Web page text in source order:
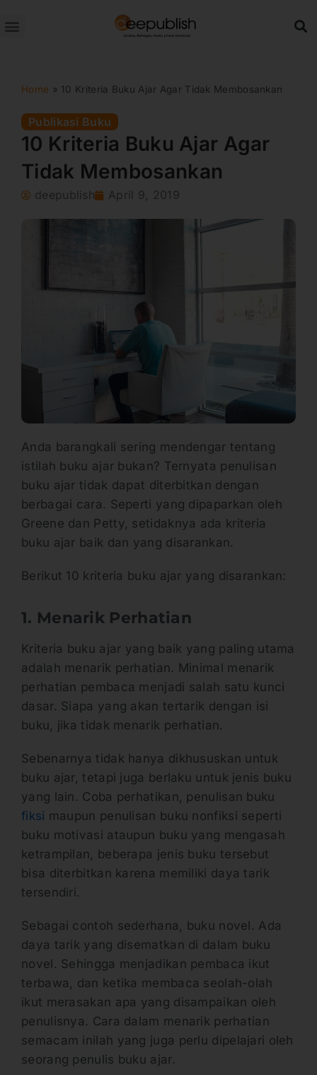
ke
Home » 10 Kriteria Buku Ajar Agar Tidak Membosankan
Publikasi Buku
10 Kriteria Buku Ajar Agar
Tidak Membosankan
deepublish April 9, 2019
Anda barangkali sering mendengar tentang
istilah buku ajar bukan? Ternyata penulisan
buku ajar tidak dapat diterbitkan dengan
berbagai cara. Seperti yang dipaparkan oleh
Greene dan Petty, setidaknya ada kriteria
buku ajar baik dan yang disarankan.
Berikut 10 kriteria buku ajar yang disarankan:
1. Menarik Perhatian
Kriteria buku ajar yang baik yang paling utama
adalah menarik perhatian. Minimal menarik
perhatian pembaca menjadi salah satu kunci
dasar. Siapa yang akan tertarik dengan isi
buku, jika tidak menarik perhatian.
Sebenarnya tidak hanya dikhususkan untuk
buku ajar, tetapi juga berlaku untuk jenis buku
yang lain. Coba perhatikan, penulisan buku
fiksi maupun penulisan buku nonfiksi seperti
buku motivasi ataupun buku yang mengasah
ketrampilan, beberapa jenis buku tersebut
bisa diterbitkan karena memiliki daya tarik
tersendiri.
Sebagai contoh sederhana, buku novel. Ada
daya tarik yang disematkan di dalam buku
novel. Sehingga menjadikan pembaca ikut
terbawa, dan ketika membaca seolah-olah
ikut merasakan apa yang disampaikan oleh
penulisnya. Cara dalam menarik perhatian
semacam inilah yang juga perlu dipelajari oleh
seorang penulis buku ajar.